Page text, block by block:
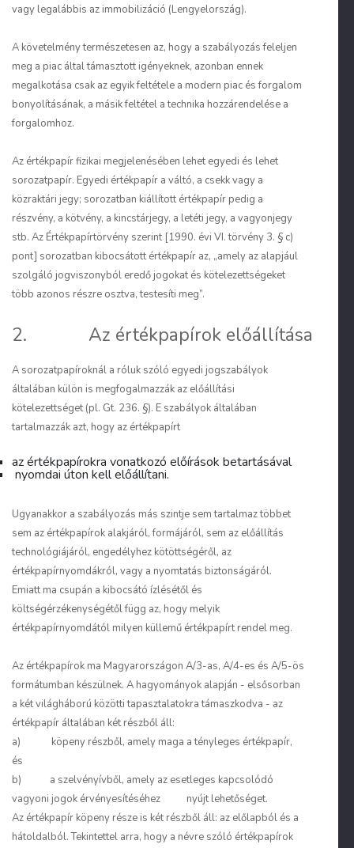
vagy legalábbis az immobilizáció (Lengyelország).
A követelmény természetesen az, hogy a szabályozás feleljen
meg a piac által támasztott igényeknek, azonban ennek
megalkotása csak az egyik feltétele a modern piac és forgalom
bonyolításának, a másik feltétel a technika hozzárendelése a
forgalomhoz.
Az értékpapír fizikai megjelenésében lehet egyedi és lehet
sorozatpapír. Egyedi értékpapír a váltó, a csekk vagy a
közraktári jegy; sorozatban kiállított értékpapír pedig a
részvény, a kötvény, a kincstárjegy, a letéti jegy, a vagyonjegy
stb. Az Értékpapírtörvény szerint [1990. évi VI. törvény 3. § c)
pont] sorozatban kibocsátott értékpapír az, „amely az alapjául
szolgáló jogviszonyból eredő jogokat és kötelezettségeket
több azonos részre osztva, testesíti meg”.
2. Az értékpapírok előállítása
A sorozatpapíroknál a róluk szóló egyedi jogszabályok
általában külön is megfogalmazzák az előállítási
kötelezettséget (pl. Gt. 236. §). E szabályok általában
tartalmazzák azt, hogy az értékpapírt
az értékpapírokra vonatkozó előírások betartásával
nyomdai úton kell előállítani.
Ugyanakkor a szabályozás más szintje sem tartalmaz többet
sem az értékpapírok alakjáról, formájáról, sem az előállítás
technológiájáról, engedélyhez kötöttségéről, az
értékpapírnyomdákról, vagy a nyomtatás biztonságáról.
Emiatt ma csupán a kibocsátó ízlésétől és
költségérzékenységétől függ az, hogy melyik
értékpapírnyomdától milyen küllemű értékpapírt rendel meg.
Az értékpapírok ma Magyarországon A/3-as, A/4-es és A/5-ös
formátumban készülnek. A hagyományok alapján - elsősorban
a két világháború közötti tapasztalatokra támaszkodva - az
értékpapír általában két részből áll:
a) köpeny részből, amely maga a tényleges értékpapír,
és
b) a szelvényívből, amely az esetleges kapcsolódó
vagyoni jogok érvényesítéséhez nyújt lehetőséget.
Az értékpapír köpeny része is két részből áll: az előlapból és a
hátoldalból. Tekintettel arra, hogy a névre szóló értékpapírok